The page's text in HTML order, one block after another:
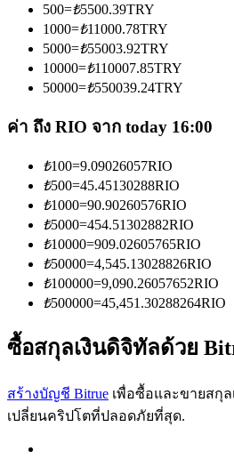
ข้อมูล
การวิเคราะห์ข้อมูลขนาดใหญ่
แนะนำ
คู่มือเริ่มต้นฟิวเจอร์ส
500=₺5500.39TRY
1000=₺11000.78TRY
5000=₺55003.92TRY
10000=₺110007.85TRY
50000=₺550039.24TRY
ค่า ถึง RIO จาก today 16:00
₺100=9.09026057RIO
₺500=45.45130288RIO
₺1000=90.90260576RIO
₺5000=454.51302882RIO
₺10000=909.02605765RIO
₺50000=4,545.13028826RIO
₺100000=9,090.26057652RIO
₺500000=45,451.30288264RIO
ซื้อสกุลเงินดิจิทัลด้วย
สร้างบัญชี Bitrue เพื่อซื้อและขายสกุ
เปลี่ยนคริปโตที่ปลอดภัยที่สุด.